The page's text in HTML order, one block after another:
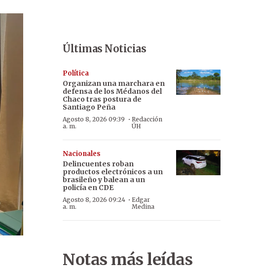
Últimas Noticias
Política
Organizan una marchara en
defensa de los Médanos del
Chaco tras postura de
Santiago Peña
Agosto 8, 2026 09:39
a. m.
·Redacción
ÚH
Nacionales
Delincuentes roban
productos electrónicos a un
brasileño y balean a un
policía en CDE
Agosto 8, 2026 09:24
a. m.
· Edgar
Medina
Notas más leídas